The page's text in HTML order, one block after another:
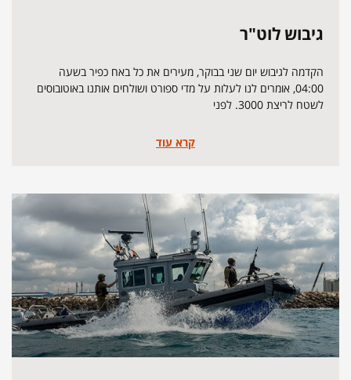
גיבוש לוט"ר
הקדמה לגיבוש יום שני בבוקר, מעירים את כל באח כפיר בשעה
04:00, אומרים לנו לעלות על מדי ספורט ושולחים אותנו באוטובוסים
לשטח לריצת 3000. לפני
קרא עוד